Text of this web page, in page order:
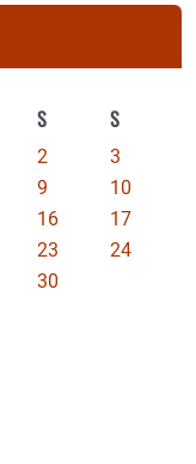
S S
2
3
9
10
16
17
23
24
30